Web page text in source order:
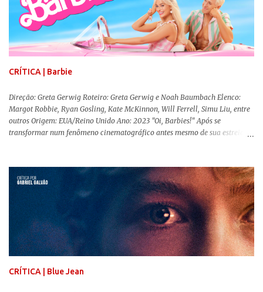
CRÍTICA | Barbie
Direção: Greta Gerwig Roteiro: Greta Gerwig e Noah Baumbach Elenco:
Margot Robbie, Ryan Gosling, Kate McKinnon, Will Ferrell, Simu Liu, entre
outros Origem: EUA/Reino Unido Ano: 2023 "Oi, Barbies!" Após se
transformar num fenômeno cinematográfico antes mesmo de sua estreia,
lançamento, posso afirmar que o longa, dirigido por Greta Gerwig (
Adoráveis Mulheres ) prometeu tudo e entregou mais ainda, se provando o
filme do ano até aqui. Repleto de criatividade, humor e sem medo de não se
levar a sério, a produção aborda temas complexos com críticas potentes. Já
conhecida por sua filmografia feminista, Gerwig traz uma reflexão de
como a Barbie se encaixa no mundo moderno, desenvolvendo a
importância e o impacto, positivo ou negativo, da boneca na vida das
pessoas. Isso tudo com um sentimento de nostalgia multigeracional. Na
CRÍTICA | Blue Jean